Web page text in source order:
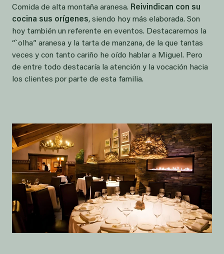
Comida de alta montaña aranesa. Reivindican con su
cocina sus orígenes, siendo hoy más elaborada. Son
hoy también un referente en eventos. Destacaremos la
“`olha” aranesa y la tarta de manzana, de la que tantas
veces y con tanto cariño he oído hablar a Miguel. Pero
de entre todo destacaría la atención y la vocación hacia
los clientes por parte de esta familia.